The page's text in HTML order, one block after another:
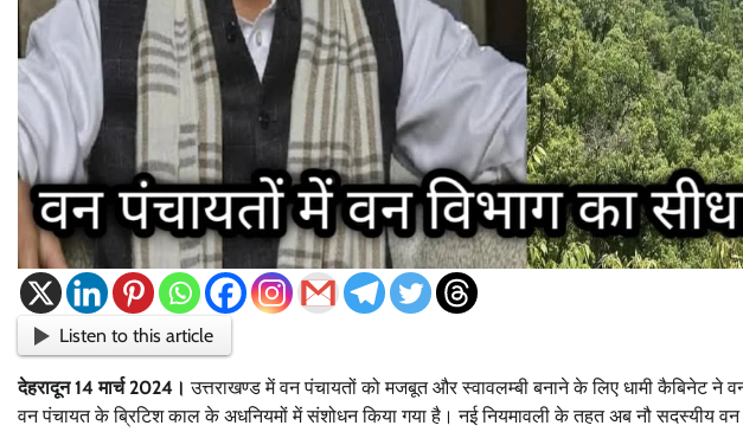
Listen to this article
देहरादून 14 मार्च 2024। उत्तराखण्ड में वन पंचायतों को मजबूत और स्वावलम्बी बनाने के लिए धामी कैबिनेट ने
वन पंचायत के ब्रिटिश काल के अधनियमों में संशोधन किया गया है। नई नियमावली के तहत अब नौ सदस्यीय